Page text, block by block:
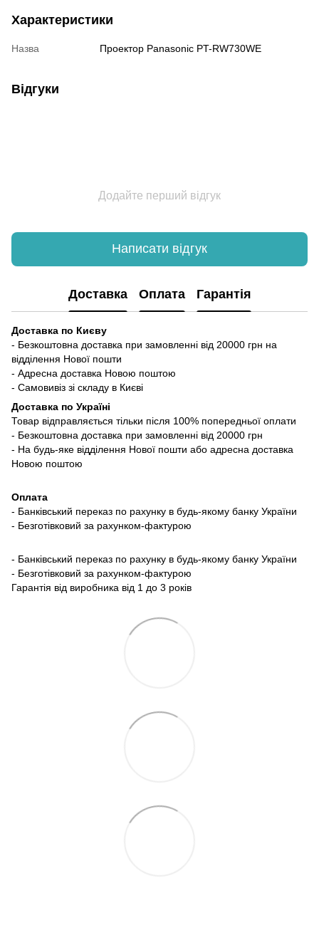
Характеристики
Назва Проектор Panasonic PT-RW730WE
Відгуки
Додайте перший відгук
Написати відгук
Доставка Оплата Гарантія
Доставка по Києву
- Безкоштовна доставка при замовленні від 20000 грн на
відділення Нової пошти
- Адресна доставка Новою поштою
- Самовивіз зі складу в Києві
Доставка по Україні
Товар відправляється тільки після 100% попередньої оплати
- Безкоштовна доставка при замовленні від 20000 грн
- На будь-яке відділення Нової пошти або адресна доставка
Новою поштою
Оплата
- Банківський переказ по рахунку в будь-якому банку України
- Безготівковий за рахунком-фактурою
- Банківський переказ по рахунку в будь-якому банку України
- Безготівковий за рахунком-фактурою
Гарантія від виробника від 1 до 3 років